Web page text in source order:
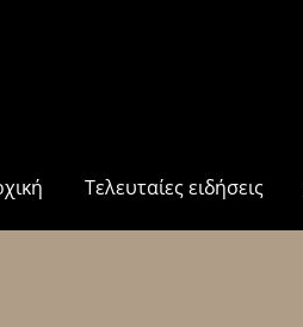
Τελευταίες ειδήσεις